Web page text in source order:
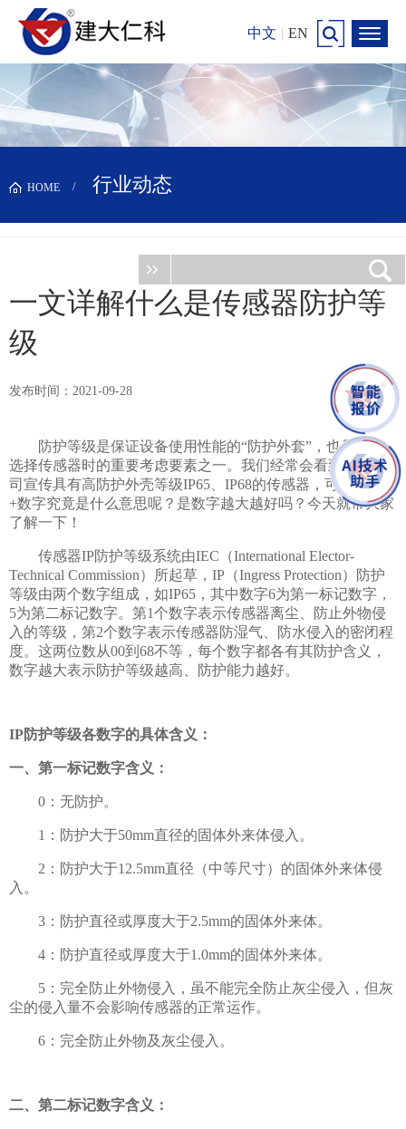
中文 | EN
HOME 行业动态
一文详解什么是传感器防护等
级
发布时间：2021-09-28
防护等级是保证设备使用性能的“防护外套”，也是我们
选择传感器时的重要考虑要素之一。我们经常会看到很多公
司宣传具有高防护外壳等级IP65、IP68的传感器，可这串英文
+数字究竟是什么意思呢？是数字越大越好吗？今天就带大家
了解一下！
传感器IP防护等级系统由IEC（International Elector-
Technical Commission）所起草，IP（Ingress Protection）防护
等级由两个数字组成，如IP65，其中数字6为第一标记数字，
5为第二标记数字。第1个数字表示传感器离尘、防止外物侵
入的等级，第2个数字表示传感器防湿气、防水侵入的密闭程
度。这两位数从00到68不等，每个数字都各有其防护含义，
数字越大表示防护等级越高、防护能力越好。
IP防护等级各数字的具体含义：
一、第一标记数字含义：
0：无防护。
1：防护大于50mm直径的固体外来体侵入。
2：防护大于12.5mm直径（中等尺寸）的固体外来体侵
入。
3：防护直径或厚度大于2.5mm的固体外来体。
4：防护直径或厚度大于1.0mm的固体外来体。
5：完全防止外物侵入，虽不能完全防止灰尘侵入，但灰
尘的侵入量不会影响传感器的正常运作。
6：完全防止外物及灰尘侵入。
二、第二标记数字含义：